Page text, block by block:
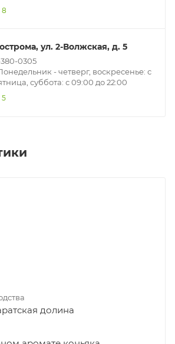
8
ул. 2-Волжская, д. 5
0305
- четверг, воскресенье: с
суббота: с 09:00 до 22:00
5
долина